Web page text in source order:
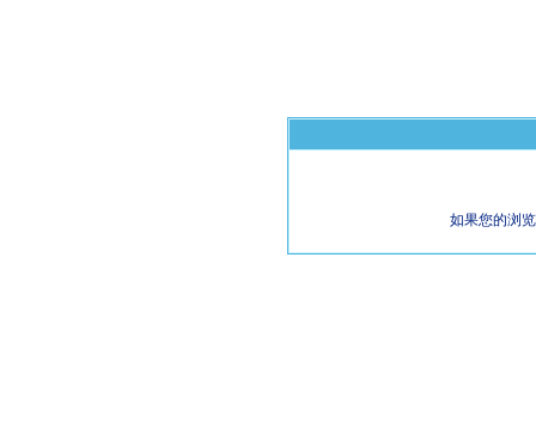
如果您的浏